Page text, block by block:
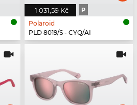
1 031,59 Kč P
Polaroid
PLD 8019/S - CYQ/AI